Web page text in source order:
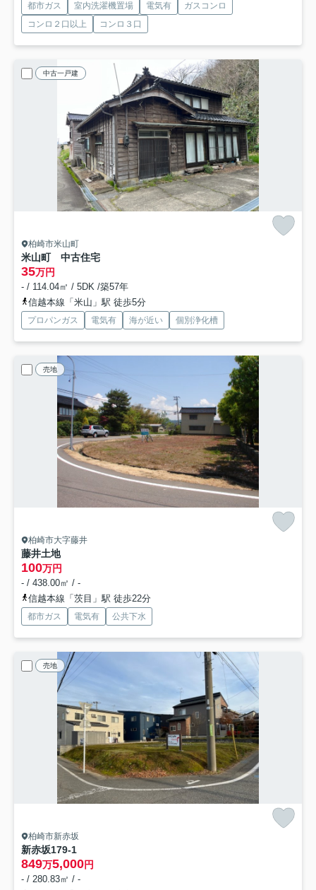
都市ガス 室内洗濯機置場 電気有
ガスコンロ
コンロ２口以上
コンロ３口
中古一戸建
柏崎市米山町
米山町 中古住宅
35万円
- / 114.04㎡ / 5DK /築57年
信越本線「米山」駅 徒歩5分
プロパンガス 電気有 海が近い 個別浄化槽
売地
柏崎市大字藤井
藤井土地
100万円
- / 438.00㎡ / -
信越本線「茨目」駅 徒歩22分
都市ガス 電気有 公共下水
売地
柏崎市新赤坂
新赤坂179-1
849万5,000円
- / 280.83㎡ / -